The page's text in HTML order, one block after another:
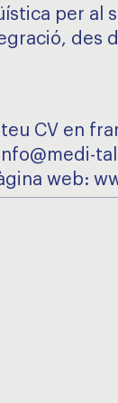
per al
des
CV en
web: